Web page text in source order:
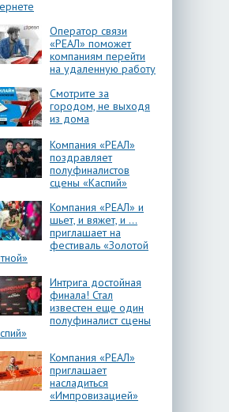
Оператор связи
«РЕАЛ» поможет
компаниям перейти
на удаленную работу
Смотрите за
городом, не выходя
из дома
Компания «РЕАЛ»
поздравляет
полуфиналистов
сцены «Каспий»
Компания «РЕАЛ» и
шьет, и вяжет, и …
приглашает на
фестиваль «Золотой
Интрига достойная
финала! Стал
известен еще один
полуфиналист сцены
Компания «РЕАЛ»
приглашает
насладиться
«Импровизацией»